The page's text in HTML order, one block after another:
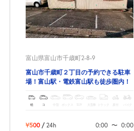
富山県富山市千歳町2-8-9
富山市千歳町２丁目の予約できる駐車
場！富山駅・電鉄富山駅も徒歩圏内！
軽 コ 中型 ボックス SUV 大型車 トラック バイク
¥500 / 24h 0:00 〜 0:00